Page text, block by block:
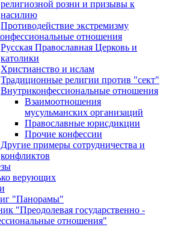
религиозной розни и призывы к
насилию
Противодействие экстремизму
отношения
Русская Православная Церковь и
католики
Христианство и ислам
Традиционные религии против "сект"
Внутриконфессиональные отношения
Взаимоотношения
мусульманских организаций
Православные юрисдикции
Прочие конфессии
Другие примеры сотрудничества и
конфликтов
верующих
"Панорамы"
"Преодолевая государственно -
отношения"